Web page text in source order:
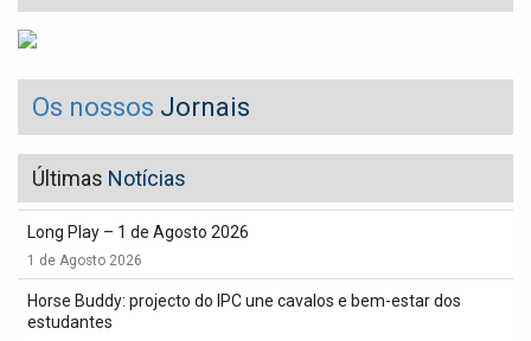
Os nossos Jornais
Últimas Notícias
Long Play – 1 de Agosto 2026
1 de Agosto 2026
Horse Buddy: projecto do IPC une cavalos e bem-estar dos
estudantes